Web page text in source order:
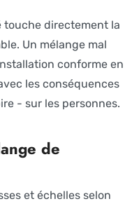
touche directement la
Un mélange mal
conforme en
les conséquences
- sur les personnes.
de
et échelles selon